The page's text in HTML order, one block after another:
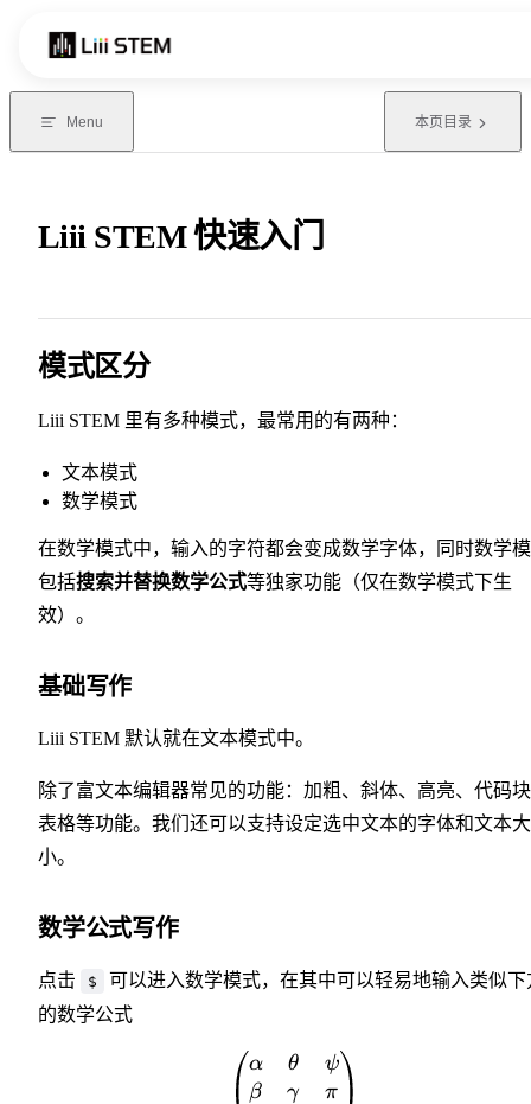
Menu 本页目录
Liii STEM 快速入门
模式区分
Liii STEM 里有多种模式，最常用的有两种：
文本模式
数学模式
在数学模式中，输入的字符都会变成数学字体，同时数学
包括搜索并替换数学公式等独家功能（仅在数学模式下生
效）。
基础写作
Liii STEM 默认就在文本模式中。
除了富文本编辑器常见的功能：加粗、斜体、高亮、代码
表格等功能。我们还可以支持设定选中文本的字体和文本大
小。
数学公式写作
点击 $
可以进入数学模式，在其中可以轻易地输入类似下
的数学公式
\begin{pmatrix}
α
β
θ
γ
ψ
π